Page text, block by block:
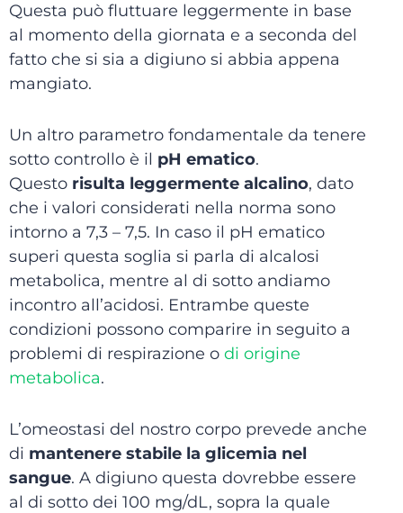
Questa può fluttuare leggermente in base
al momento della giornata e a seconda del
fatto che si sia a digiuno si abbia appena
mangiato.
Un altro parametro fondamentale da tenere
sotto controllo è il pH ematico.
Questo risulta leggermente alcalino, dato
che i valori considerati nella norma sono
intorno a 7,3 – 7,5. In caso il pH ematico
superi questa soglia si parla di alcalosi
metabolica, mentre al di sotto andiamo
incontro all’acidosi. Entrambe queste
condizioni possono comparire in seguito a
problemi di respirazione o di origine
metabolica.
L’omeostasi del nostro corpo prevede anche
di mantenere stabile la glicemia nel
sangue. A digiuno questa dovrebbe essere
al di sotto dei 100 mg/dL, sopra la quale